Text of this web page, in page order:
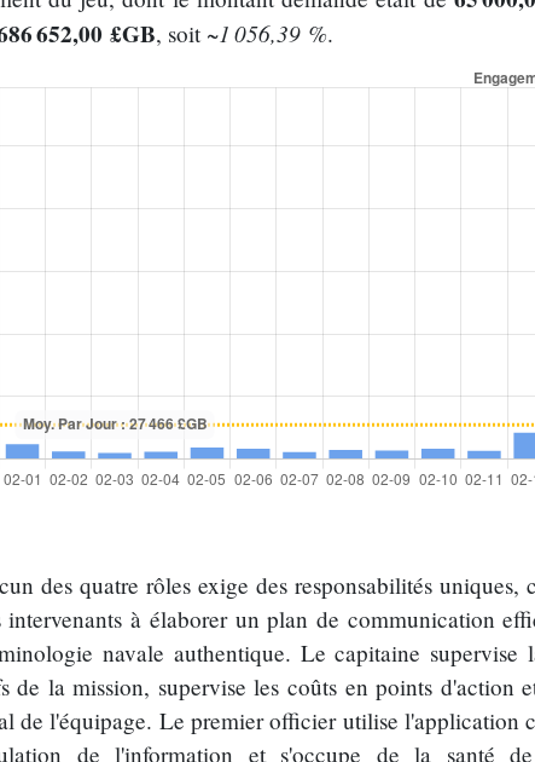
652,00 £GB, soit ~1 056,39 %.
des quatre rôles exige des responsabilités uniques,
intervenants à élaborer un plan de communication
navale authentique. Le capitaine supervise
de la mission, supervise les coûts en points d'action
de l'équipage. Le premier officier utilise l'application
de l'information et s'occupe de la santé